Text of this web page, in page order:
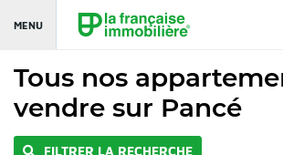
MENU
Tous nos
vendre sur Pancé
FILTRER LA RECHERCHE